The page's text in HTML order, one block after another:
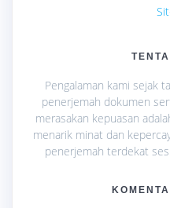
Pengalaman kami sejak
penerjemah dokumen
merasakan kepuasan
menarik minat dan
penerjemah terdekat